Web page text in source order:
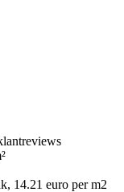
14.21 euro per m2